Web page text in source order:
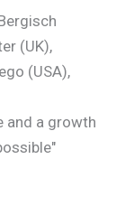
(UK),
(USA),
and a growth